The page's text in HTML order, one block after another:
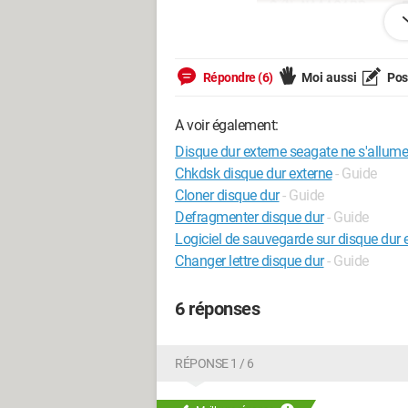
Répondre (6) Moi aussi
A voir également:
Disque dur externe seagate ne
Chkdsk disque dur externe- Guide
Cloner disque dur- Guide
Defragmenter disque dur- Guide
Logiciel de sauvegarde sur disque dur
Changer lettre disque dur- Guide
6 réponses
RÉPONSE 1 / 6